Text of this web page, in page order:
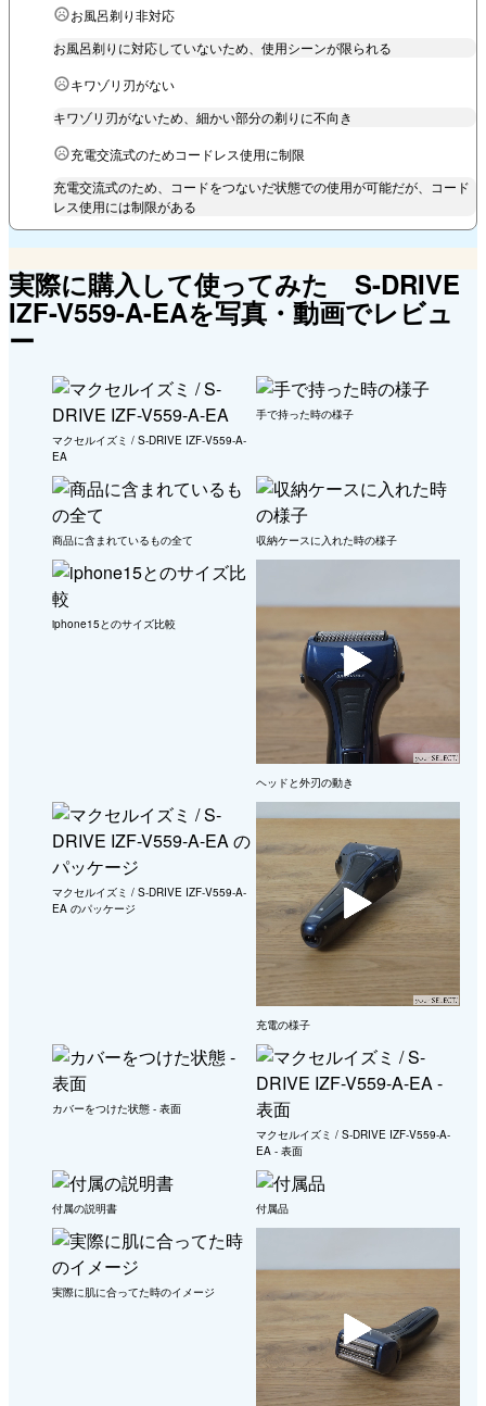
お風呂剃り非対応
お風呂剃りに対応していないため、使用シーンが限られる
キワゾリ刃がない
キワゾリ刃がないため、細かい部分の剃りに不向き
充電交流式のためコードレス使用に制限
充電交流式のため、コードをつないだ状態での使用が可能だが、コード
レス使用には制限がある
実際に購入して使ってみた S-DRIVE
IZF-V559-A-EAを写真・動画でレビュ
ー
マクセルイズミ / S-DRIVE IZF-V559-A-
EA
手で持った時の様子
商品に含まれているもの全て 収納ケースに入れた時の様子
iphone15とのサイズ比較
ヘッドと外刃の動き
マクセルイズミ / S-DRIVE IZF-V559-A-
EA のパッケージ
充電の様子
カバーをつけた状態 - 表面
マクセルイズミ / S-DRIVE IZF-V559-A-
EA - 表面
付属の説明書 付属品
実際に肌に合ってた時のイメージ